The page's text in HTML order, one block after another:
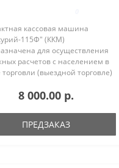
кассовая машина
115Ф" (ККМ)
для осуществления
расчетов с населением в
(выездной торговле)
транспорте
и маршрутных такси).
115..
8 000.00 р.
ПРЕДЗАКАЗ